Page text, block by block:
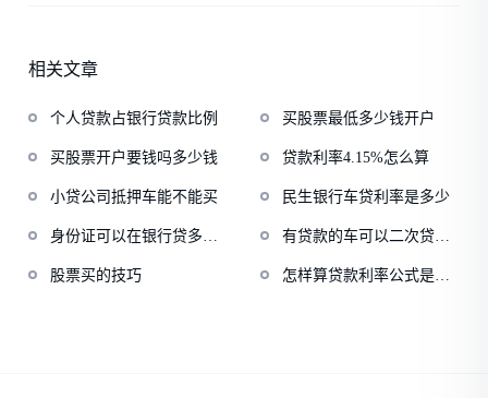
相关文章
个人贷款占银行贷款比例 买股票最低多少钱开户
买股票开户要钱吗多少钱 贷款利率4.15%怎么算
小贷公司抵押车能不能买 民生银行车贷利率是多少
身份证可以在银行贷多少
有贷款的车可以二次贷款
股票买的技巧
怎样算贷款利率公式是什